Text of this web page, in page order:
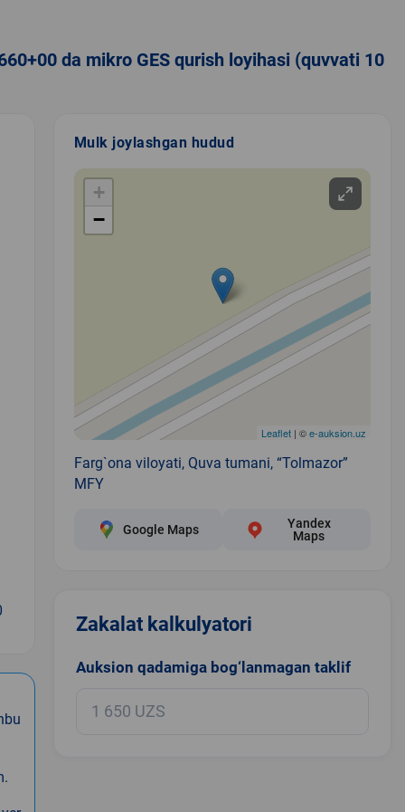
da mikro GES qurish loyihasi (quvvati 10
Mulk joylashgan hudud
+
−
Leaflet| ©e-auksion.uz
Farg`ona viloyati, Quva tumani, “Tolmazor”
MFY
Google Maps
Yandex
Maps
Zakalat kalkulyatori
Auksion qadamiga bog‘lanmagan taklif